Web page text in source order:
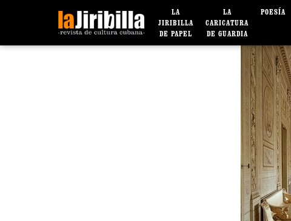
LA
JIRIBILLA
DE PAPEL
LA
CARICATURA
DE GUARDIA
POESÍA